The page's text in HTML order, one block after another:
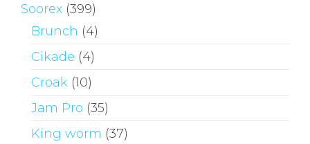
Soorex (399)
Brunch (4)
Cikade (4)
Croak (10)
Jam Pro (35)
King worm (37)